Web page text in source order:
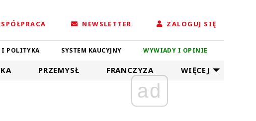
NEWSLETTER ZALOGUJ SIĘ
I POLITYKA SYSTEM KAUCYJNY WYWIADY I OPINIE
PRZEMYSŁ FRANCZYZA WIĘCEJ
ad